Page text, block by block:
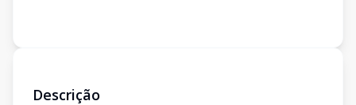
Descrição